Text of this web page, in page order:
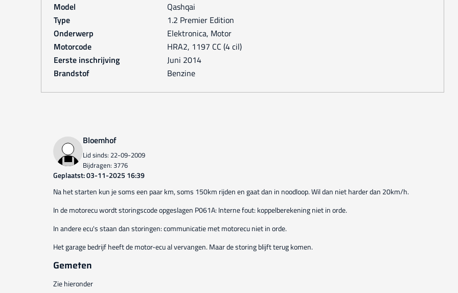
Model
Qashqai
Type
1.2 Premier Edition
Onderwerp
Elektronica, Motor
Motorcode
HRA2, 1197 CC (4 cil)
Eerste inschrijving
juni 2014
Brandstof
Benzine
Bloemhof
Lid sinds: 22-09-2009
Bijdragen: 3776
Geplaatst: 03-11-2025 16:39
Na het starten kun je soms een paar km, soms 150km rijden en gaat dan in noodloop. Wil dan niet harder dan 20km/h.
In de motorecu wordt storingscode opgeslagen P061A: Interne fout: koppelberekening niet in orde.
In andere ecu's staan dan storingen: communicatie met motorecu niet in orde.
Het garage bedrijf heeft de motor-ecu al vervangen. Maar de storing blijft terug komen.
Gemeten
Zie hieronder